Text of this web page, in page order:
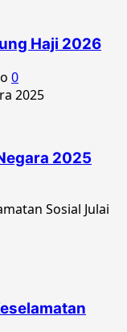
Haji 2026
0
2025